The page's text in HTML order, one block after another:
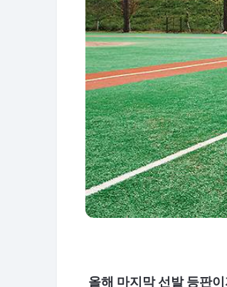
올해 마지막 선발 등판